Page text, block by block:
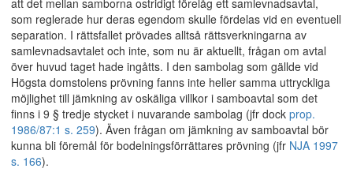
att det mellan samborna ostridigt förelåg ett samlevnadsavtal,
som reglerade hur deras egendom skulle fördelas vid en eventuell
separation. I rättsfallet prövades alltså rättsverkningarna av
samlevnadsavtalet och inte, som nu är aktuellt, frågan om avtal
över huvud taget hade ingåtts. I den sambolag som gällde vid
Högsta domstolens prövning fanns inte heller samma uttryckliga
möjlighet till jämkning av oskäliga villkor i samboavtal som det
finns i 9 § tredje stycket i nuvarande sambolag (jfr dock prop.
1986/87:1 s. 259). Även frågan om jämkning av samboavtal bör
kunna bli föremål för bodelningsförrättares prövning (jfr NJA 1997
s. 166).